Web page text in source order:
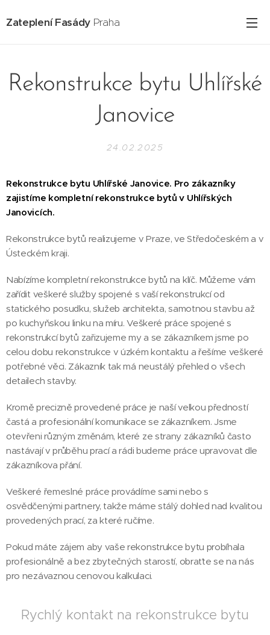
Zateplení Fasády Praha
Rekonstrukce bytu Uhlířské
Janovice
24.02.2025
Rekonstrukce bytu Uhlířské Janovice. Pro zákazníky
zajistíme kompletní rekonstrukce bytů v Uhlířských
Janovicích.
Rekonstrukce bytů realizujeme v Praze, ve Středočeském a v
Ústeckém kraji.
Nabízíme kompletní rekonstrukce bytů na klíč. Můžeme vám
zařídit veškeré služby spojené s vaší rekonstrukcí od
statického posudku, služeb architekta, samotnou stavbu až
po kuchyňskou linku na míru. Veškeré práce spojené s
rekonstrukcí bytů zařizujeme my a se zákazníkem jsme po
celou dobu rekonstrukce v úzkém kontaktu a řešíme veškeré
potřebné věci. Zákazník tak má neustálý přehled o všech
detailech stavby.
Kromě precizně provedené práce je naší velkou předností
častá a profesionální komunikace se zákazníkem. Jsme
otevřeni různým změnám, které ze strany zákazníků často
nastávají v průběhu prací a rádi budeme práce upravovat dle
zákazníkova přání.
Veškeré řemeslné práce provádíme sami nebo s
osvědčenými partnery, takže máme stálý dohled nad kvalitou
provedených prací, za které ručíme.
Pokud máte zájem aby vaše rekonstrukce bytu probíhala
profesionálně a bez zbytečných starostí, obraťte se na nás
pro nezávaznou cenovou kalkulaci.
Rychlý kontakt na rekonstrukce bytu